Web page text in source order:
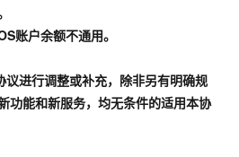
户余额不通用。
进行调整或补充，除非另有明确规
功能和新服务，均无条件的适用本协